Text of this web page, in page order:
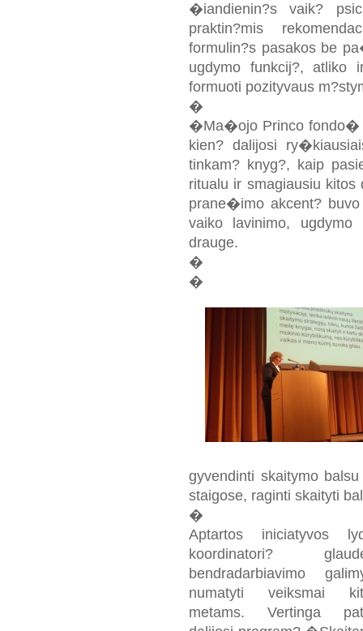
�iandienin?s vaik?
praktin?mis
formulin?s pasakos be
ugdymo funkcij?, atliko
formuoti pozityvaus
�
�Ma�ojo Princo fondo�
kien? dalijosi
tinkam? knyg?, kaip
ritualu ir smagiausiu
prane�imo akcent?
vaiko lavinimo,
drauge.
�
�
gyvendinti skaitymo
staigose, raginti skaityti
�
Aptartos iniciatyvos
koordinatori?
bendradarbiavimo
numatyti veiksmai
metams. Vertinga